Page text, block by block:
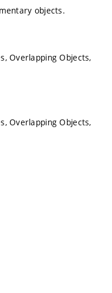
objects.
Overlapping Objects,
Overlapping Objects,